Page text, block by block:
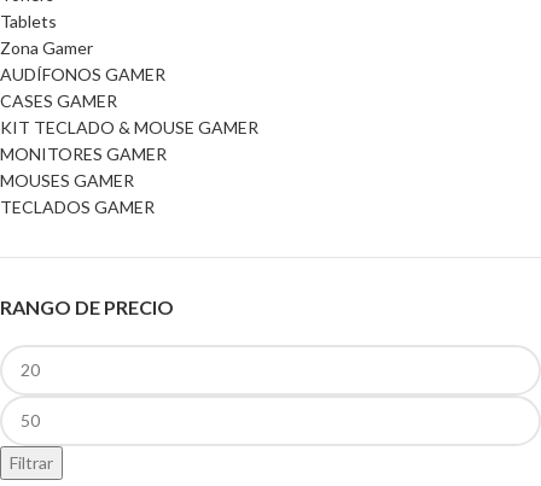
Tablets
Zona Gamer
AUDÍFONOS GAMER
CASES GAMER
KIT TECLADO & MOUSE GAMER
MONITORES GAMER
MOUSES GAMER
TECLADOS GAMER
RANGO DE PRECIO
Filtrar